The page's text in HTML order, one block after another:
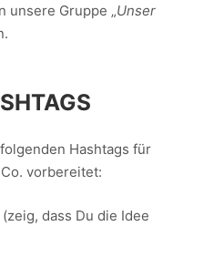
unsere Gruppe „Unser
Hashtags für
vorbereitet:
dass Du die Idee